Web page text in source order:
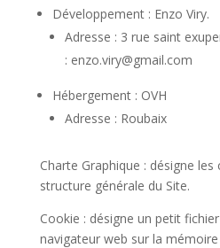
Développement : Enzo Viry.
Adresse : 3 rue saint
: enzo.viry@gmail.com
Hébergement : OVH
Adresse : Roubaix
Charte Graphique : désigne
structure générale du Site.
Cookie : désigne un petit
navigateur web sur la